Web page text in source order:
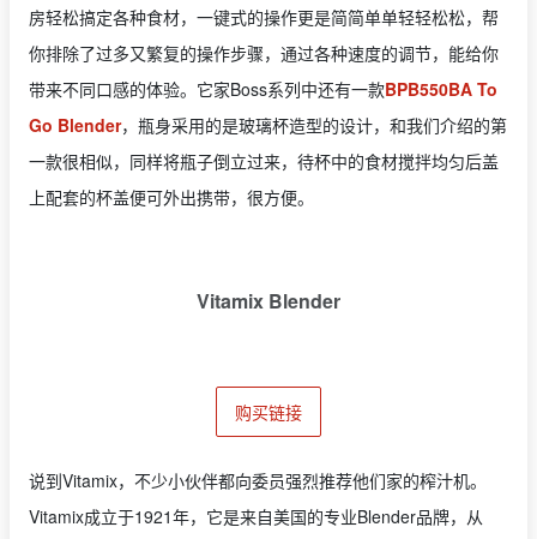
房轻松搞定各种食材，一键式的操作更是简简单单轻轻松松，帮
你排除了过多又繁复的操作步骤，通过各种速度的调节，能给你
带来不同口感的体验。它家Boss系列中还有一款BPB550BA To
Go Blender，瓶身采用的是玻璃杯造型的设计，和我们介绍的第
一款很相似，同样将瓶子倒立过来，待杯中的食材搅拌均匀后盖
上配套的杯盖便可外出携带，很方便。
Vitamix Blender
购买链接
说到Vitamix，不少小伙伴都向委员强烈推荐他们家的榨汁机。
Vitamix成立于1921年，它是来自美国的专业Blender品牌，从